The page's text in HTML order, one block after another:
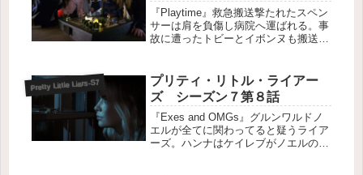
『Playtime』救急搬送撃たれたスペン
サーは肩を負傷し病院へ運ばれる。事
故に遭ったトビーとイボンヌも搬送さ
たスペンサーは納屋で”Ａ・Ｄ”からの
贈り物を発見。ライアーズ全...
Pretty Little Liars-S7
プリティ・リトル・ライアー
ズ シーズン７第８話
『Exes and OMGs』グルンワルドノ
エルが全てに関わってると疑うライア
ーズ。ハンナはケイレブがノエルの車